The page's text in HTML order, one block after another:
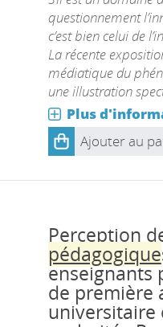
questionnement
c’est bien celui de
La récente
médiatique du
une illustration
Plus
Ajouter au
Perception
pédagogique
enseignants
de première
universitaire